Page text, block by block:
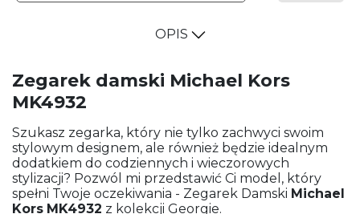
OPIS
Zegarek damski Michael Kors
MK4932
Szukasz zegarka, który nie tylko zachwyci swoim
stylowym designem, ale również będzie idealnym
dodatkiem do codziennych i wieczorowych
stylizacji? Pozwól mi przedstawić Ci model, który
spełni Twoje oczekiwania - Zegarek Damski Michael
Kors MK4932 z kolekcji Georgie.